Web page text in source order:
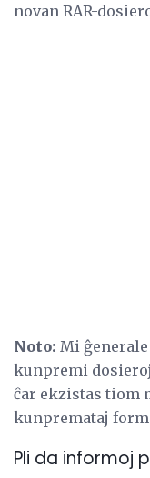
novan RAR-
Noto: Mi
kunpremi
ĉar ekzistas tiom
kunpremataj
Pli da informoj